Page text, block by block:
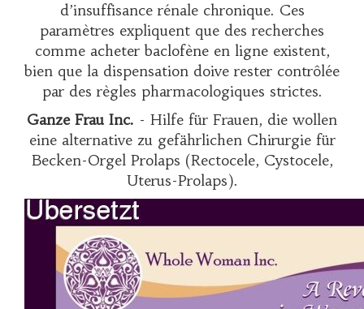
d’insuffisance rénale chronique. Ces
paramètres expliquent que des recherches
comme acheter baclofène en ligneexistent,
bien que la dispensation doive rester contrôlée
par des règles pharmacologiques strictes.
Ganze Frau Inc. - Hilfe für Frauen, die wollen
eine alternative zu gefährlichen Chirurgie für
Becken-Orgel Prolaps (Rectocele, Cystocele,
Uterus-Prolaps).